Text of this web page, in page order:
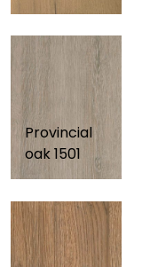
Provincial
oak 1501